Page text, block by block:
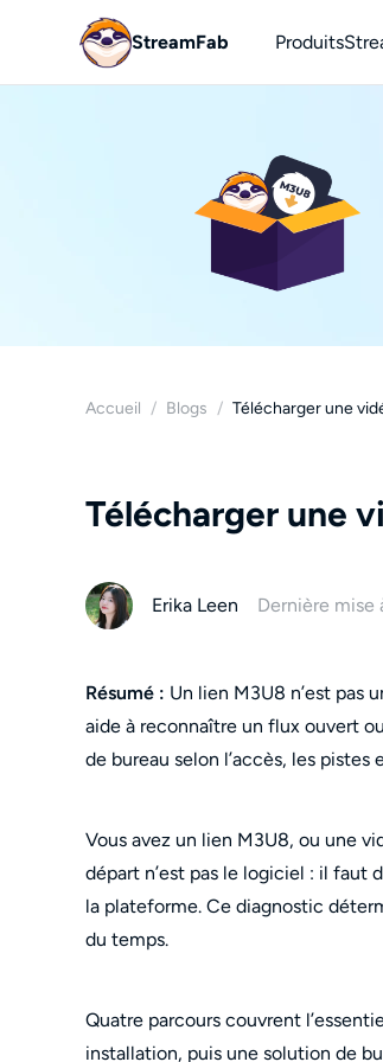
StreamFab Produits
Accueil / Blogs / Télécharger une
Télécharger une
Erika Leen Dernière mise
Résumé : Un lien M3U8 n’est pas
aide à reconnaître un flux ouvert
de bureau selon l’accès, les
Vous avez un lien M3U8, ou une
départ n’est pas le logiciel : il faut
la plateforme. Ce diagnostic
du temps.
Quatre parcours couvrent
installation, puis une solution de